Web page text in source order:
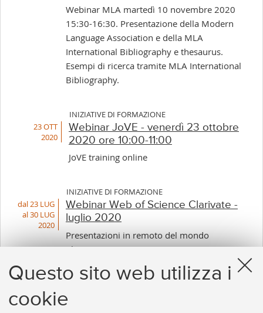
Questo sito web utilizza i
cookie
Webinar MLA martedì 10 novembre 2020
15:30-16:30. Presentazione della Modern
Language Association e della MLA
International Bibliography e thesaurus.
Esempi di ricerca tramite MLA International
Bibliography.
INIZIATIVE DI FORMAZIONE
23 OTT
2020
Webinar JoVE - venerdì 23 ottobre
2020 ore 10:00-11:00
JoVE training online
INIZIATIVE DI FORMAZIONE
dal 23 LUG
al 30 LUG
2020
Webinar Web of Science Clarivate -
luglio 2020
Presentazioni in remoto del mondo
Clarivate.
1 ...